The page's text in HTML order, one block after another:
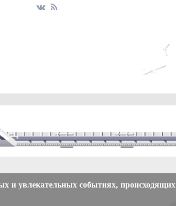
и увлекательных событиях, происходящих